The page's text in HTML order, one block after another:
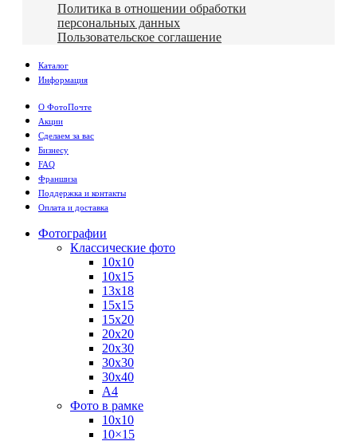
Политика в отношении обработки
персональных данных
Пользовательское соглашение
Каталог
Информация
О ФотоПочте
Акции
Сделаем за вас
Бизнесу
FAQ
Франшиза
Поддержка и контакты
Оплата и доставка
Фотографии
Классические фото
10х10
10х15
13х18
15х15
15х20
20х20
20х30
30х30
30х40
А4
Фото в рамке
10х10
10×15